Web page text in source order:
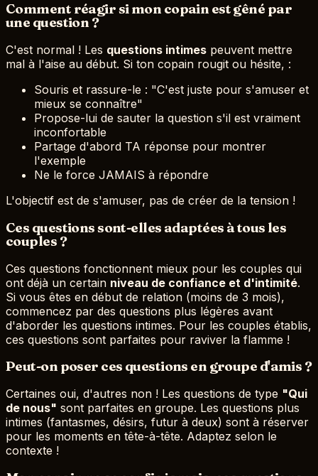
Comment réagir si mon copain est gêné par
une question ?
C'est normal ! Les questions intimes peuvent mettre
mal à l'aise au début. Si ton copain rougit ou hésite, :
Souris et rassure-le : "C'est juste pour s'amuser et
mieux se connaître"
Propose-lui de sauter la question s'il est vraiment
inconfortable
Partage d'abord TA réponse pour montrer
l'exemple
Ne le force JAMAIS à répondre
L'objectif est de s'amuser, pas de créer de la tension !
Ces questions sont-elles adaptées à tous les
couples ?
Ces questions fonctionnent mieux pour les couples qui
ont déjà un certain niveau de confiance et d'intimité.
Si vous êtes en début de relation (moins de 3 mois),
commencez par des questions plus légères avant
d'aborder les questions intimes. Pour les couples établis,
ces questions sont parfaites pour raviver la flamme !
Peut-on poser ces questions en groupe d'amis ?
Certaines oui, d'autres non ! Les questions de type "Qui
de nous" sont parfaites en groupe. Les questions plus
intimes (fantasmes, désirs, futur à deux) sont à réserver
pour les moments en tête-à-tête. Adaptez selon le
contexte !